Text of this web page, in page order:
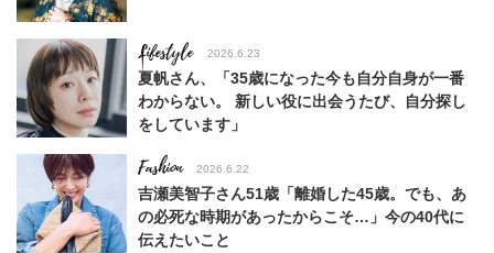
Lifestyle 2026.6.23
夏帆さん、「35歳になった今も自分自身が一番
わからない。 新しい役に出会うたび、自分探し
をしています」
Fashion 2026.6.22
吉瀬美智子さん51歳「離婚した45歳。でも、あ
の必死な時期があったからこそ…」今の40代に
伝えたいこと